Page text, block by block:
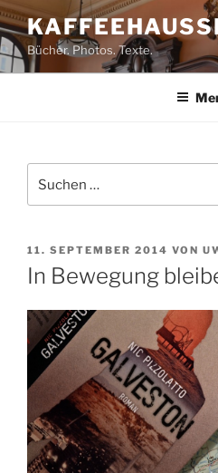
Zum
Inhalt
springenBücher. Photos. Texte.
nach:
VERÖFFENTLICHT
AM
11. SEPTEMBER 2014 VON
In Bewegung